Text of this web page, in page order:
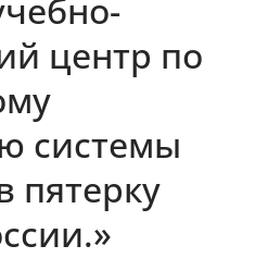
центр по
системы
пятерку